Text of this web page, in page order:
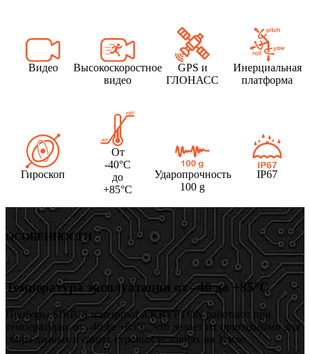
Видео
Высокоскоростное
видео
GPS и
ГЛОНАСС
Инерциальная
платформа
Гироскоп
От
-40°C
до
+85°C
Ударопрочность
100 g
IP67
ОСОБЕННОСТИ
Температура эксплуатации от –40 до +85°C
Приборы SIRIUS waterproof и KRYPTON работают при
температурах от –40 до +85°C, что делает их пригодными для
сбора данных в самых суровых условиях на Земле.